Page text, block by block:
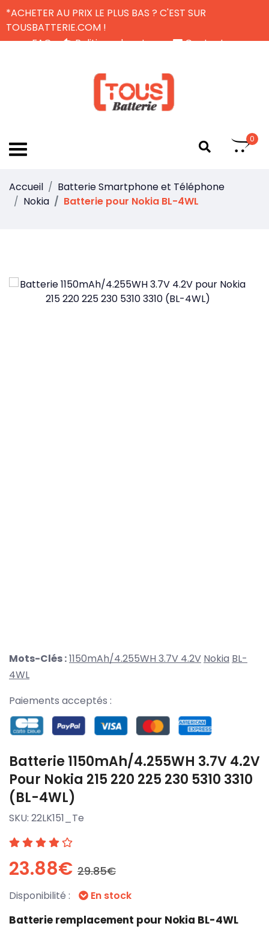
*ACHETER AU PRIX LE PLUS BAS ? C'EST SUR
TOUSBATTERIE.COM !
FAQ
Politique de retour
Contactez-nous
0
Accueil
Batterie Smartphone et Téléphone
Nokia
Batterie pour Nokia BL-4WL
Mots-Clés :1150mAh/4.255WH 3.7V 4.2V Nokia BL-
4WL
Paiements acceptés :
Batterie 1150mAh/4.255WH 3.7V 4.2V
Pour Nokia 215 220 225 230 5310 3310
(BL-4WL)
SKU: 22LK151_Te
23.88€ 29.85€
Disponibilité : En stock
Batterie remplacement pour Nokia BL-4WL